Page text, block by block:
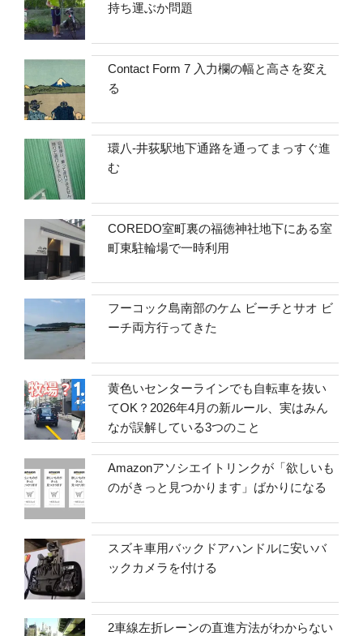
持ち運ぶか問題
Contact Form 7 入力欄の幅と高さを変え
る
環八-井荻駅地下通路を通ってまっすぐ進
む
COREDO室町裏の福徳神社地下にある室
町東駐輪場で一時利用
フーコック島南部のケム ビーチとサオ ビ
ーチ両方行ってきた
黄色いセンターラインでも自転車を抜い
てOK？2026年4月の新ルール、実はみん
なが誤解している3つのこと
Amazonアソシエイトリンクが「欲しいも
のがきっと見つかります」ばかりになる
スズキ車用バックドアハンドルに安いバ
ックカメラを付ける
2車線左折レーンの直進方法がわからない